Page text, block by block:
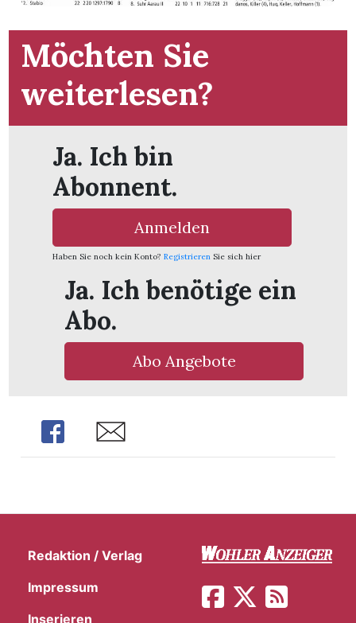
Möchten Sie
weiterlesen?
Ja. Ich bin
Abonnent.
Anmelden
Haben Sie noch kein Konto? Registrieren Sie sich hier
Ja. Ich benötige ein
Abo.
Abo Angebote
Share Share
Redaktion / Verlag
Impressum
Inserieren